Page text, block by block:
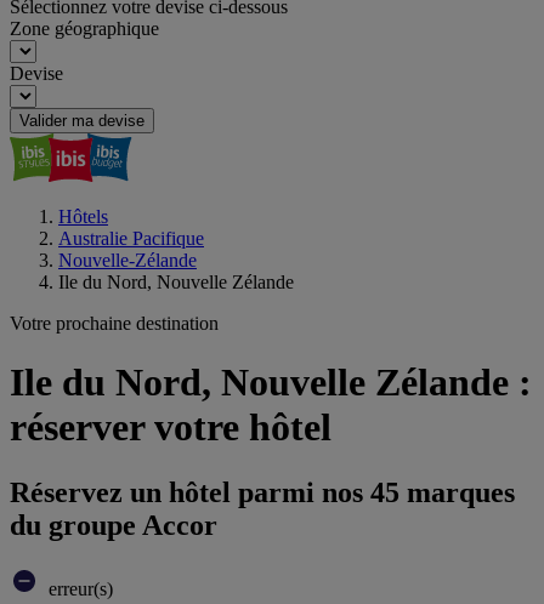
Sélectionnez votre devise ci-dessous
Zone géographique
Devise
Valider ma devise
Hôtels
Australie Pacifique
Nouvelle-Zélande
Ile du Nord, Nouvelle Zélande
Votre prochaine destination
Ile du Nord, Nouvelle Zélande :
réserver votre hôtel
Réservez un hôtel parmi nos 45 marques
du groupe Accor
erreur(s)